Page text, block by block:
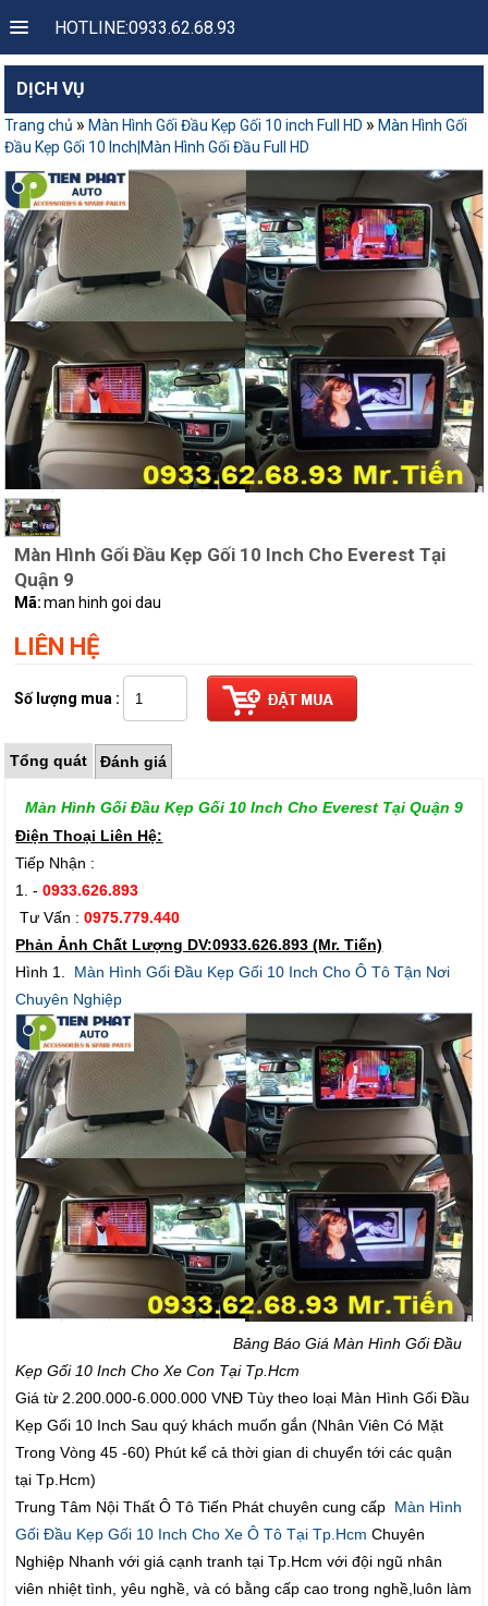
HOTLINE:0933.62.68.93
DỊCH VỤ
Trang chủ » Màn Hình Gối Đầu Kẹp Gối 10 inch Full HD » Màn Hình Gối
Đầu Kẹp Gối 10 Inch|Màn Hình Gối Đầu Full HD
Màn Hình Gối Đầu Kẹp Gối 10 Inch Cho Everest Tại
Quận 9
Mã: man hinh goi dau
LIÊN HỆ
Số lượng mua :
Tổng quát Đánh giá
Màn Hình Gối Đầu Kẹp Gối 10 Inch Cho Everest Tại Quận 9
Điện Thoại Liên Hệ:
Tiếp Nhận :
1. -0933.626.893
Tư Vấn :0975.779.440
Phản Ảnh Chất Lượng DV:0933.626.893 (Mr. Tiến)
Hình 1. Màn Hình Gối Đầu Kẹp Gối 10 Inch Cho Ô Tô Tận Nơi
Chuyên Nghiệp
Bảng Báo Giá Màn Hình Gối Đầu
Kẹp Gối 10 Inch Cho Xe Con Tại Tp.Hcm
Giá từ 2.200.000-6.000.000 VNĐ Tùy theo loại Màn Hình Gối Đầu
Kẹp Gối 10 Inch Sau quý khách muốn gắn (Nhân Viên Có Mặt
Trong Vòng 45 -60) Phút kể cả thời gian di chuyển tới các quận
tại Tp.Hcm)
Trung Tâm Nội Thất Ô Tô Tiến Phát chuyên cung cấp Màn Hình
Gối Đầu Kẹp Gối 10 Inch Cho Xe Ô Tô Tại Tp.Hcm Chuyên
Nghiệp Nhanh với giá cạnh tranh tại Tp.Hcm với đội ngũ nhân
viên nhiệt tình, yêu nghề, và có bằng cấp cao trong nghề,luôn làm